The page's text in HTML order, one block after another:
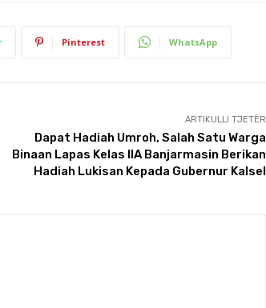
Pinterest WhatsApp
ARTIKULLI TJETËR
Dapat Hadiah Umroh, Salah Satu Warga
Binaan Lapas Kelas IIA Banjarmasin Berikan
Hadiah Lukisan Kepada Gubernur Kalsel